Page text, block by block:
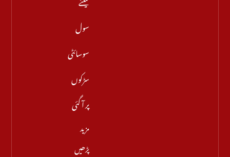
سول
سوسائٹی
سڑکوں
پر آ گئی
مزید
پڑھیں